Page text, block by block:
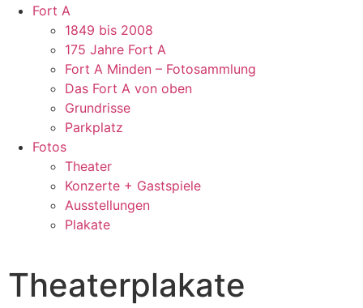
Fort A
1849 bis 2008
175 Jahre Fort A
Fort A Minden – Fotosammlung
Das Fort A von oben
Grundrisse
Parkplatz
Fotos
Theater
Konzerte + Gastspiele
Ausstellungen
Plakate
Theaterplakate